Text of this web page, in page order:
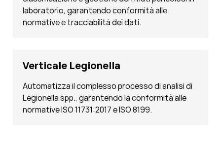
laboratorio, garantendo conformità alle
normative e tracciabilità dei dati.
Verticale Legionella
Automatizza il complesso processo di analisi di
Legionella spp., garantendo la conformità alle
normative ISO 11731:2017 e ISO 8199.